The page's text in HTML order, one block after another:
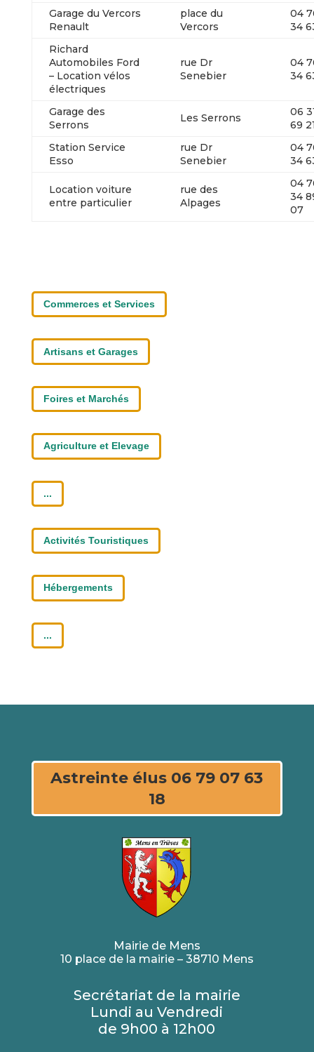
Garage du Vercors
Renault
place du
Vercors
04
34
Richard
Automobiles Ford
– Location vélos
électriques
rue Dr
Senebier
04
34
Garage des
Serrons
Les Serrons
06
69
Station Service
Esso
rue Dr
Senebier
04
34
Location voiture
entre particulier
rue des
Alpages
04
34
07
Commerces et Services
Artisans et Garages
Foires et Marchés
Agriculture et Elevage
...
Activités Touristiques
Hébergements
...
Astreinte élus 06 79 07 63
18
Mairie de Mens
10 place de la mairie – 38710 Mens
Secrétariat de la mairie
Lundi au Vendredi
de 9h00 à 12h00